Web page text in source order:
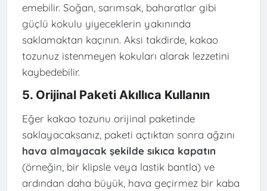
emebilir. Soğan, sarımsak, baharatlar gibi
güçlü kokulu yiyeceklerin yakınında
saklamaktan kaçının. Aksi takdirde, kakao
tozunuz istenmeyen kokuları alarak lezzetini
kaybedebilir.
5. Orijinal Paketi Akıllıca Kullanın
Eğer kakao tozunu orijinal paketinde
saklayacaksanız, paketi açtıktan sonra ağzını
hava almayacak şekilde sıkıca kapatın
(örneğin, bir klipsle veya lastik bantla) ve
ardından daha büyük, hava geçirmez bir kaba